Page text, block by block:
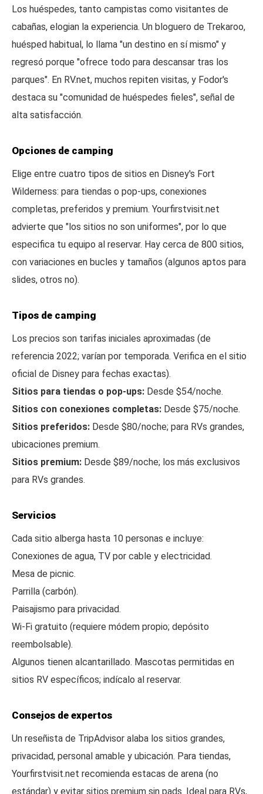
Los huéspedes, tanto campistas como visitantes de
cabañas, elogian la experiencia. Un bloguero de Trekaroo,
huésped habitual, lo llama "un destino en sí mismo" y
regresó porque "ofrece todo para descansar tras los
parques". En RV.net, muchos repiten visitas, y Fodor's
destaca su "comunidad de huéspedes fieles", señal de
alta satisfacción.
Opciones de camping
Elige entre cuatro tipos de sitios en Disney's Fort
Wilderness: para tiendas o pop-ups, conexiones
completas, preferidos y premium. Yourfirstvisit.net
advierte que "los sitios no son uniformes", por lo que
especifica tu equipo al reservar. Hay cerca de 800 sitios,
con variaciones en bucles y tamaños (algunos aptos para
slides, otros no).
Tipos de camping
Los precios son tarifas iniciales aproximadas (de
referencia 2022; varían por temporada. Verifica en el sitio
oficial de Disney para fechas exactas).
Sitios para tiendas o pop-ups: Desde $54/noche.
Sitios con conexiones completas: Desde $75/noche.
Sitios preferidos: Desde $80/noche; para RVs grandes,
ubicaciones premium.
Sitios premium: Desde $89/noche; los más exclusivos
para RVs grandes.
Servicios
Cada sitio alberga hasta 10 personas e incluye:
Conexiones de agua, TV por cable y electricidad.
Mesa de picnic.
Parrilla (carbón).
Paisajismo para privacidad.
Wi-Fi gratuito (requiere módem propio; depósito
reembolsable).
Algunos tienen alcantarillado. Mascotas permitidas en
sitios RV específicos; indícalo al reservar.
Consejos de expertos
Un reseñista de TripAdvisor alaba los sitios grandes,
privacidad, personal amable y ubicación. Para tiendas,
Yourfirstvisit.net recomienda estacas de arena (no
estándar) y evitar sitios premium sin pads. Ideal para RVs,